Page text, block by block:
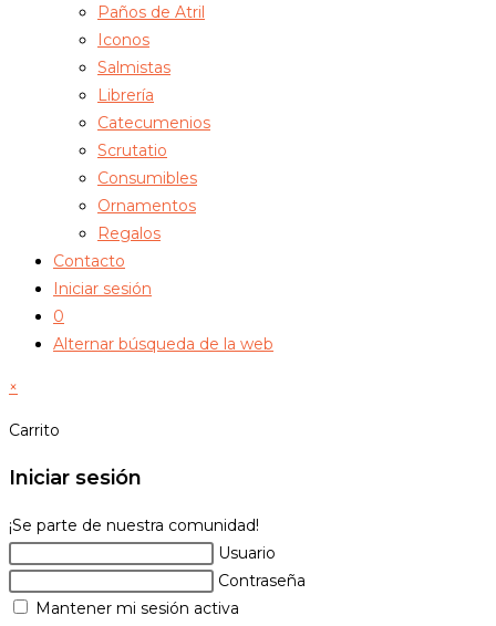
Paños de Atril
Iconos
Salmistas
Librería
Catecumenios
Scrutatio
Consumibles
Ornamentos
Regalos
Contacto
Iniciar sesión
0
Alternar búsqueda de la web
×
Carrito
Iniciar sesión
¡Se parte de nuestra comunidad!
Usuario
Contraseña
Mantener mi sesión activa